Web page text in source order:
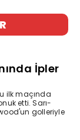
İpler
ilk maçında
etti. Sarı-
golleriyle